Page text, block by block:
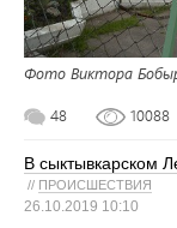
Фото Виктора
48 10088
В сыктывкарском
// ПРОИСШЕСТВИЯ
26.10.2019 10:10